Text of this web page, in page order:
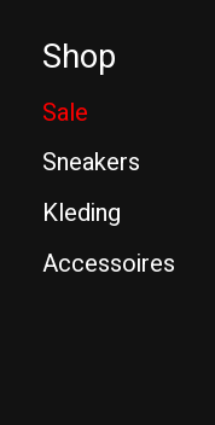
Shop
Sale
Sneakers
Kleding
Accessoires